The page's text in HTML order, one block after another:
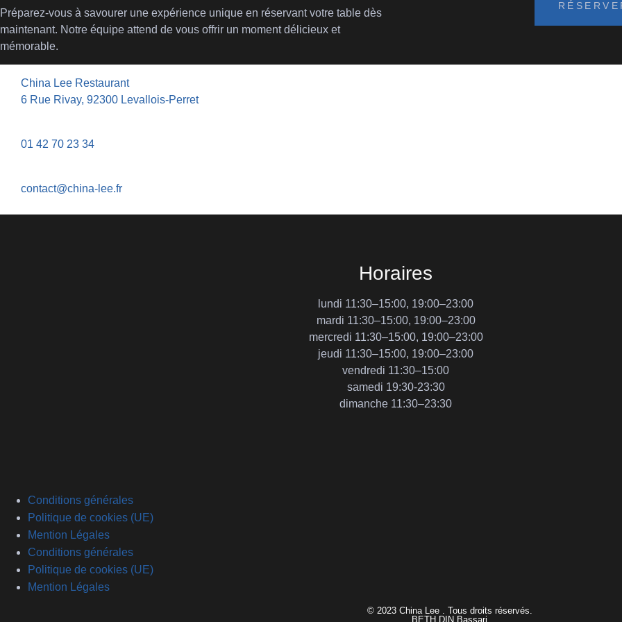
Préparez-vous à savourer une expérience unique en réservant votre table dès
maintenant. Notre équipe attend de vous offrir un moment délicieux et
mémorable.
China Lee Restaurant
6 Rue Rivay, 92300 Levallois-Perret
01 42 70 23 34
contact@china-lee.fr
Horaires
lundi 11:30–15:00, 19:00–23:00
mardi 11:30–15:00, 19:00–23:00
mercredi 11:30–15:00, 19:00–23:00
jeudi 11:30–15:00, 19:00–23:00
vendredi 11:30–15:00
samedi 19:30-23:30
dimanche 11:30–23:30
Conditions générales
Politique de cookies (UE)
Mention Légales
Conditions générales
Politique de cookies (UE)
Mention Légales
© 2023 China Lee . Tous droits réservés.
BETH DIN Bassari